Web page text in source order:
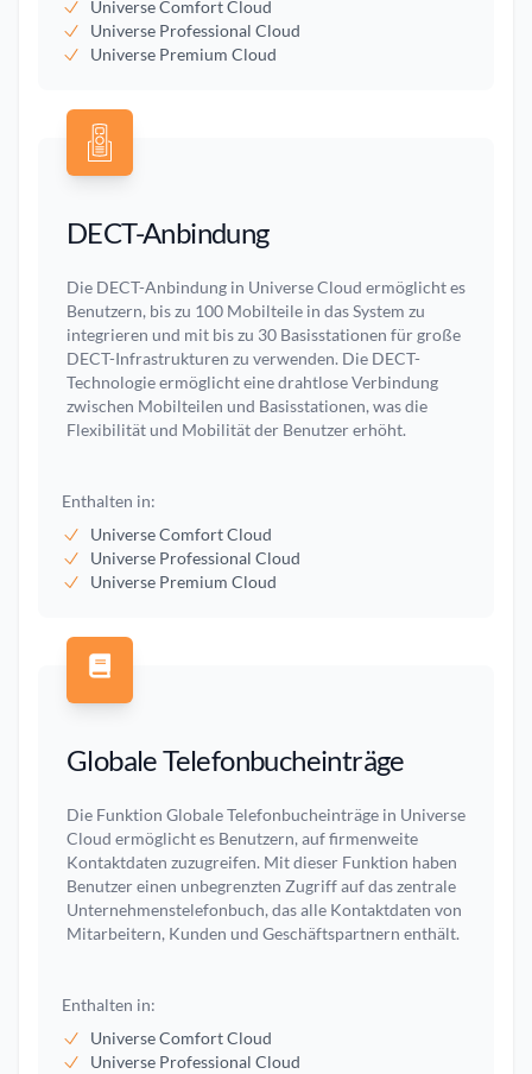
Universe Comfort Cloud
Universe Professional Cloud
Universe Premium Cloud
DECT-Anbindung
Die DECT-Anbindung in Universe Cloud ermöglicht es
Benutzern, bis zu 100 Mobilteile in das System zu
integrieren und mit bis zu 30 Basisstationen für große
DECT-Infrastrukturen zu verwenden. Die DECT-
Technologie ermöglicht eine drahtlose Verbindung
zwischen Mobilteilen und Basisstationen, was die
Flexibilität und Mobilität der Benutzer erhöht.
Enthalten in:
Universe Comfort Cloud
Universe Professional Cloud
Universe Premium Cloud
Globale Telefonbucheinträge
Die Funktion Globale Telefonbucheinträge in Universe
Cloud ermöglicht es Benutzern, auf firmenweite
Kontaktdaten zuzugreifen. Mit dieser Funktion haben
Benutzer einen unbegrenzten Zugriff auf das zentrale
Unternehmenstelefonbuch, das alle Kontaktdaten von
Mitarbeitern, Kunden und Geschäftspartnern enthält.
Enthalten in:
Universe Comfort Cloud
Universe Professional Cloud